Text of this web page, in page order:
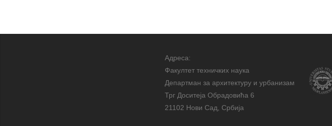
Адреса:
Факултет техничких наука
Департман за архитектуру и урбанизам
Трг Доситеја Обрадовића 6
21102 Нови Сад, Србија